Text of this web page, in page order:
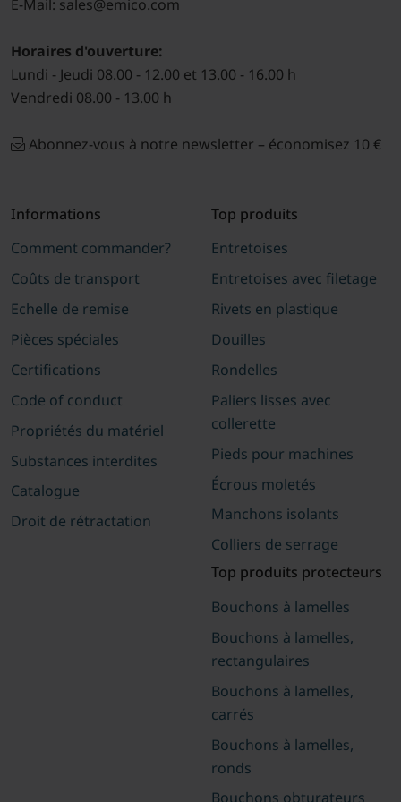
E-Mail: sales@emico.com
Horaires d'ouverture:
Lundi - Jeudi 08.00 - 12.00 et 13.00 - 16.00 h
Vendredi 08.00 - 13.00 h
Abonnez-vous à notre newsletter – économisez 10 €
Informations
Comment commander?
Coûts de transport
Echelle de remise
Pièces spéciales
Certifications
Code of conduct
Propriétés du matériel
Substances interdites
Catalogue
Droit de rétractation
Top produits
Entretoises
Entretoises avec filetage
Rivets en plastique
Douilles
Rondelles
Paliers lisses avec
collerette
Pieds pour machines
Écrous moletés
Manchons isolants
Colliers de serrage
Top produits protecteurs
Bouchons à lamelles
Bouchons à lamelles,
rectangulaires
Bouchons à lamelles,
carrés
Bouchons à lamelles,
ronds
Bouchons obturateurs